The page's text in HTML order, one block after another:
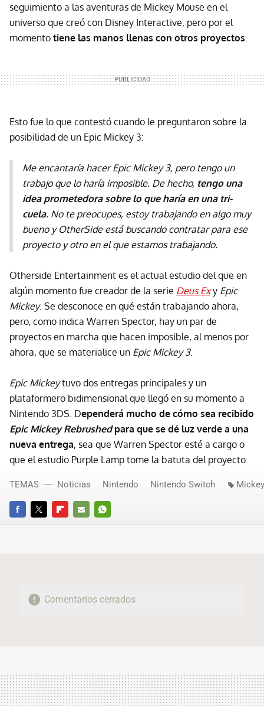
seguimiento a las aventuras de Mickey Mouse en el
universo que creó con Disney Interactive, pero por el
momento tiene las manos llenas con otros proyectos.
Esto fue lo que contestó cuando le preguntaron sobre la
posibilidad de un Epic Mickey 3:
Me encantaría hacer Epic Mickey 3, pero tengo un
trabajo que lo haría imposible. De hecho, tengo una
idea prometedora sobre lo que haría en una tri-
cuela. No te preocupes, estoy trabajando en algo muy
bueno y OtherSide está buscando contratar para ese
proyecto y otro en el que estamos trabajando.
Otherside Entertainment es el actual estudio del que en
algún momento fue creador de la serie Deus Exy Epic
Mickey. Se desconoce en qué están trabajando ahora,
pero, como indica Warren Spector, hay un par de
proyectos en marcha que hacen imposible, al menos por
ahora, que se materialice un Epic Mickey 3.
Epic Mickeytuvo dos entregas principales y un
plataformero bidimensional que llegó en su momento a
Nintendo 3DS. Dependerá mucho de cómo sea recibido
Epic Mickey Rebrushedpara que se dé luz verde a una
nueva entrega, sea que Warren Spector esté a cargo o
que el estudio Purple Lamp tome la batuta del proyecto.
FACEBOOKTWITTERFLIPBOARD
E-
WHATSAPP
TEMAS Noticias Nintendo Nintendo Switch
Comentarios cerrados